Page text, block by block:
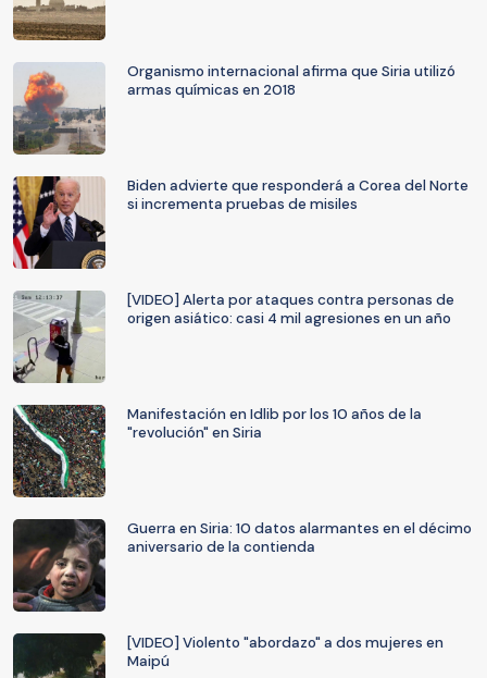
Organismo internacional afirma que Siria utilizó
armas químicas en 2018
Biden advierte que responderá a Corea del Norte
si incrementa pruebas de misiles
[VIDEO] Alerta por ataques contra personas de
origen asiático: casi 4 mil agresiones en un año
Manifestación en Idlib por los 10 años de la
"revolución" en Siria
Guerra en Siria: 10 datos alarmantes en el décimo
aniversario de la contienda
[VIDEO] Violento "abordazo" a dos mujeres en
Maipú